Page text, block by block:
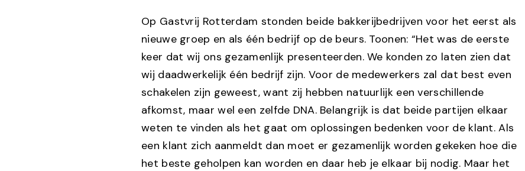
Op Gastvrij Rotterdam stonden beide bakkerijbedrijven voor het eerst als
nieuwe groep en als één bedrijf op de beurs. Toonen: “Het was de eerste
keer dat wij ons gezamenlijk presenteerden. We konden zo laten zien dat
wij daadwerkelijk één bedrijf zijn. Voor de medewerkers zal dat best even
schakelen zijn geweest, want zij hebben natuurlijk een verschillende
afkomst, maar wel een zelfde DNA. Belangrijk is dat beide partijen elkaar
weten te vinden als het gaat om oplossingen bedenken voor de klant. Als
een klant zich aanmeldt dan moet er gezamenlijk worden gekeken hoe die
het beste geholpen kan worden en daar heb je elkaar bij nodig. Maar het